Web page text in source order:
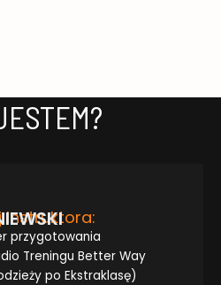
Instruktora:
przygotowania
Treningu Better Way
po Ekstraklasę)